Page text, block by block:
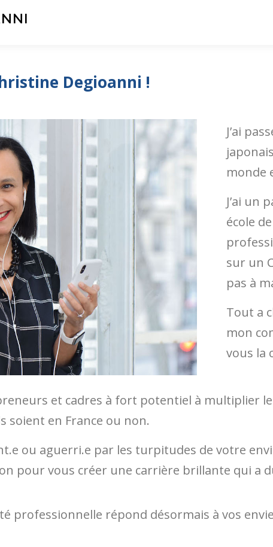
Degioanni !
J’ai
monde
J’ai un
école
sur un
pas à
Tout a
mon
vous la
et cadres à fort potentiel à multiplier
soient en France ou non.
ou aguerri.e par les turpitudes de votre
pour vous créer une carrière brillante qui a
professionnelle répond désormais à vos